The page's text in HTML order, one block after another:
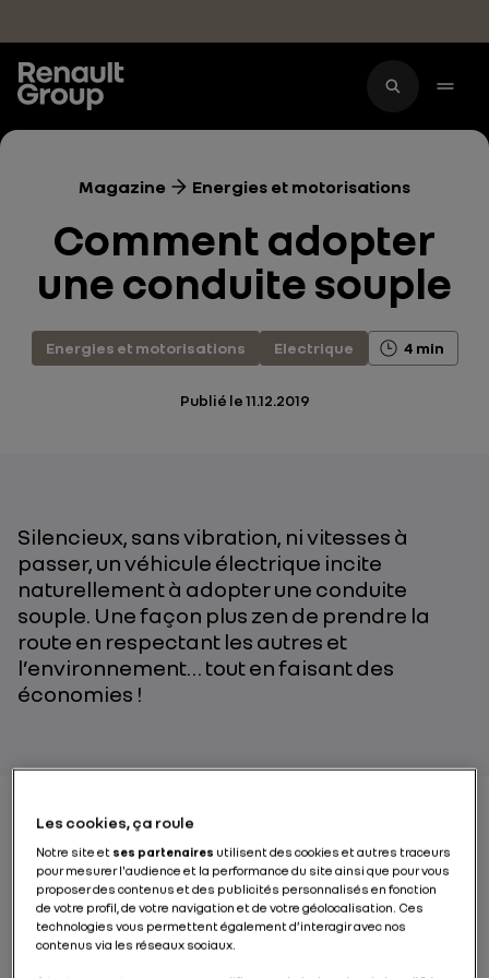
Magazine Energies et motorisations
Comment adopter
une conduite souple
Energies et motorisations Electrique 4 min
Publié le11.12.2019
Silencieux, sans vibration, ni vitesses à
passer, un véhicule électrique incite
naturellement à adopter une conduite
souple. Une façon plus zen de prendre la
route en respectant les autres et
l’environnement… tout en faisant des
économies !
Qu’est-ce que la
conduite souple ?
Laconduite soupleconsiste à modérer ses
Les cookies, ça roule
Notre site et ses partenaires utilisent des cookies et autres traceurs
pour mesurer l'audience et la performance du site ainsi que pour vous
proposer des contenus et des publicités personnalisés en fonction
de votre profil, de votre navigation et de votre géolocalisation. Ces
technologies vous permettent également d’interagir avec nos
contenus via les réseaux sociaux.